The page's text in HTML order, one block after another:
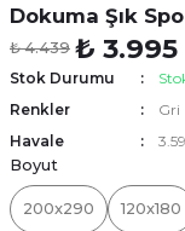
Dokuma Şık
₺ 4.439 ₺ 3.995
Stok Durumu
Renkler
Gri
Havale
Boyut
200x290 120x180